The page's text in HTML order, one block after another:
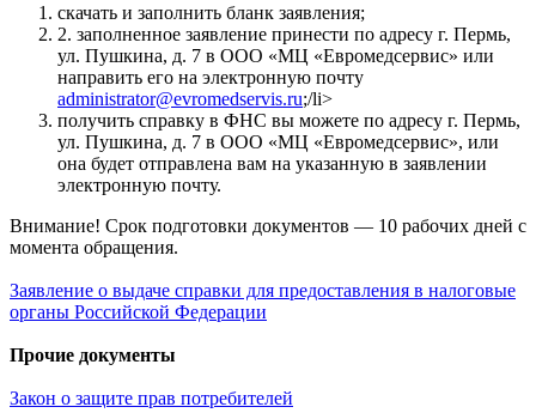
скачать и заполнить бланк заявления;
2. заполненное заявление принести по адресу г. Пермь,
ул. Пушкина, д. 7 в ООО «МЦ «Евромедсервис» или
направить его на электронную почту
administrator@evromedservis.ru;/li>
получить справку в ФНС вы можете по адресу г. Пермь,
ул. Пушкина, д. 7 в ООО «МЦ «Евромедсервис», или
она будет отправлена вам на указанную в заявлении
электронную почту.
Внимание! Срок подготовки документов — 10 рабочих дней с
момента обращения.
Заявление о выдаче справки для предоставления в налоговые
органы Российской Федерации
Прочие документы
Закон о защите прав потребителей